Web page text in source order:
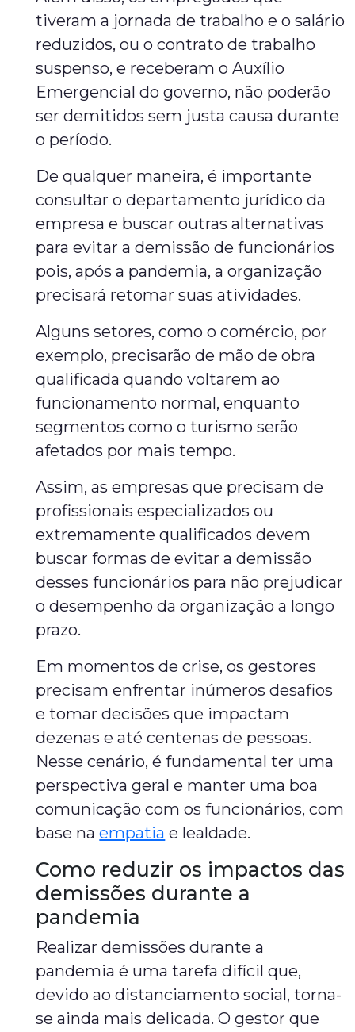
tiveram a jornada de trabalho e o salário
reduzidos, ou o contrato de trabalho
suspenso, e receberam o Auxílio
Emergencial do governo, não poderão
ser demitidos sem justa causa durante
o período.
De qualquer maneira, é importante
consultar o departamento jurídico da
empresa e buscar outras alternativas
para evitar a demissão de funcionários
pois, após a pandemia, a organização
precisará retomar suas atividades.
Alguns setores, como o comércio, por
exemplo, precisarão de mão de obra
qualificada quando voltarem ao
funcionamento normal, enquanto
segmentos como o turismo serão
afetados por mais tempo.
Assim, as empresas que precisam de
profissionais especializados ou
extremamente qualificados devem
buscar formas de evitar a demissão
desses funcionários para não prejudicar
o desempenho da organização a longo
prazo.
Em momentos de crise, os gestores
precisam enfrentar inúmeros desafios
e tomar decisões que impactam
dezenas e até centenas de pessoas.
Nesse cenário, é fundamental ter uma
perspectiva geral e manter uma boa
comunicação com os funcionários, com
base naempatia e lealdade.
Como reduzir os impactos das
demissões durante a
pandemia
Realizar demissões durante a
pandemia é uma tarefa difícil que,
devido ao distanciamento social, torna-
se ainda mais delicada. O gestor que